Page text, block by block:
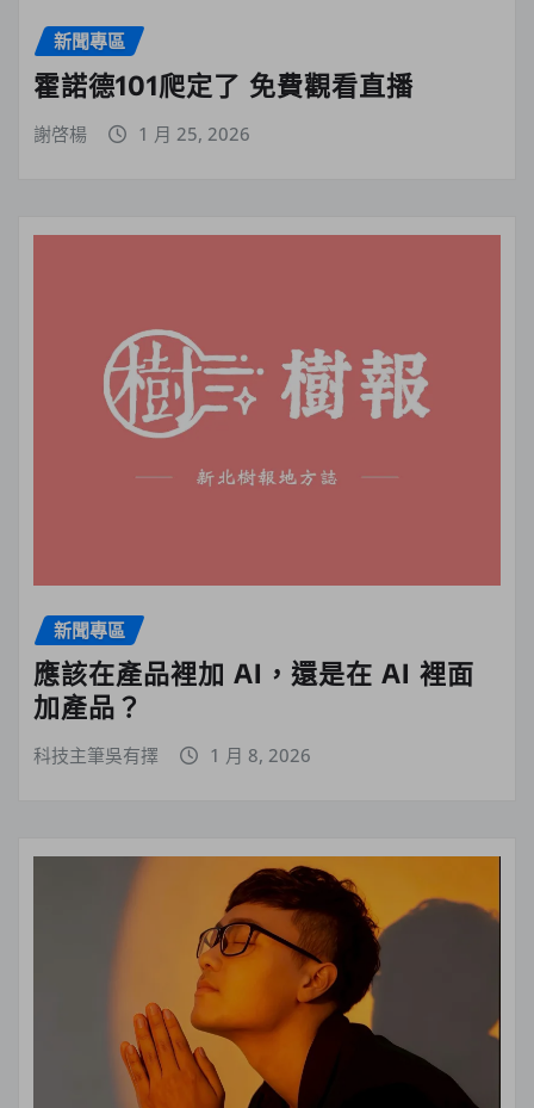
新聞專區
霍諾德101爬定了 免費觀看直播
謝啓楊 1 月 25, 2026
新聞專區
應該在產品裡加 AI，還是在 AI 裡面
加產品？
科技主筆吳有擇 1 月 8, 2026